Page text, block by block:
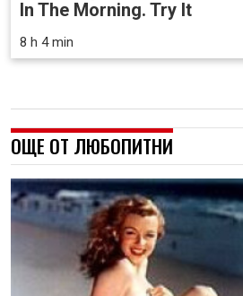
In The Morning. Try It
8 h 4 min
ОЩЕ ОТ ЛЮБОПИТНИ